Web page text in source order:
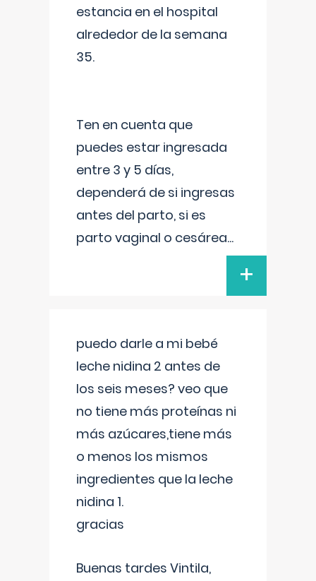
estancia en el hospital
alrededor de la semana
35.
Ten en cuenta que
puedes estar ingresada
entre 3 y 5 días,
dependerá de si ingresas
antes del parto, si es
parto vaginal o cesárea...
+
puedo darle a mi bebé
leche nidina 2 antes de
los seis meses? veo que
no tiene más proteínas ni
más azúcares,tiene más
o menos los mismos
ingredientes que la leche
nidina 1.
gracias
Buenas tardes Vintila,